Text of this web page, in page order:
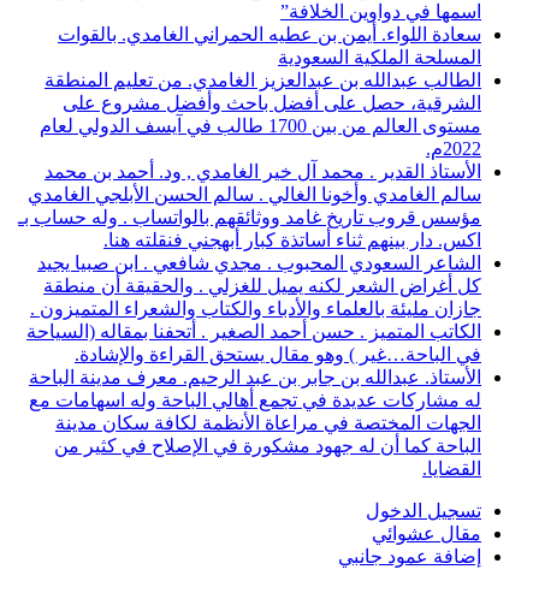
اسمها في دواوين الخلافة”
سعادة اللواء. أيمن بن عطيه الحمراني الغامدي. بالقوات
المسلحة الملكية السعودية
الطالب عبدالله بن عبدالعزيز الغامدي. من تعليم المنطقة
الشرقية، حصل على أفضل باحث وأفضل مشروع على
مستوى العالم من بين 1700 طالب في آيسف الدولي لعام
2022م.
الأستاذ القدير . محمد آل خير الغامدي , ود. أحمد بن محمد
سالم الغامدي وأخونا الغالي . سالم الحسن الأبلجي الغامدي
مؤسس قروب تاريخ غامد ووثائقهم بالواتساب . وله حساب بـ
اكس. دار بينهم ثناء أساتذة كبار أبهجني فنقلته هنا.
الشاعر السعودي المحبوب . مجدي شافعي . ابن صبيا يجيد
كل أغراض الشعر لكنه يميل للغزلي . والحقيقة أن منطقة
جازان مليئة بالعلماء والأدباء والكتاب والشعراء المتميزون .
الكاتب المتميز . حسن أحمد الصغير . أتحفنا بمقاله (السياحة
في الباحة…غير ) وهو مقال يستحق القراءة والإشادة.
الأستاذ. عبدالله بن جابر بن عبد الرحيم. معرف مدينة الباحة
له مشاركات عديدة في تجمع أهالي الباحة وله اسهامات مع
الجهات المختصة في مراعاة الأنظمة لكافة سكان مدينة
الباحة كما أن له جهود مشكورة في الإصلاح في كثير من
القضايا.
تسجيل الدخول
مقال عشوائي
إضافة عمود جانبي